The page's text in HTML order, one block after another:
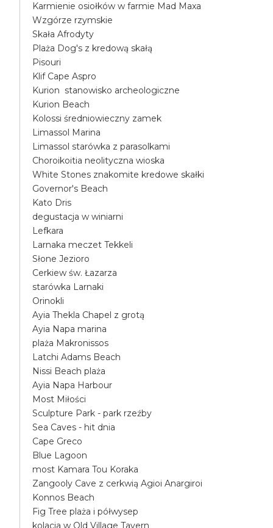
Karmienie osiołków w farmie Mad Maxa
Wzgórze rzymskie
Skała Afrodyty
Plaża Dog's z kredową skałą
Pisouri
Klif Cape Aspro
Kurion stanowisko archeologiczne
Kurion Beach
Kolossi średniowieczny zamek
Limassol Marina
Limassol starówka z parasolkami
Choroikoitia neolityczna wioska
White Stones znakomite kredowe skałki
Governor's Beach
Kato Dris
degustacja w winiarni
Lefkara
Larnaka meczet Tekkeli
Słone Jezioro
Cerkiew św. Łazarza
starówka Larnaki
Orinokli
Ayia Thekla Chapel z grotą
Ayia Napa marina
plaża Makronissos
Latchi Adams Beach
Nissi Beach plaża
Ayia Napa Harbour
Most Miłości
Sculpture Park - park rzeźby
Sea Caves - hit dnia
Cape Greco
Blue Lagoon
most Kamara Tou Koraka
Zangooly Cave z cerkwią Agioi Anargiroi
Konnos Beach
Fig Tree plaża i półwysep
kolacja w Old Village Tavern